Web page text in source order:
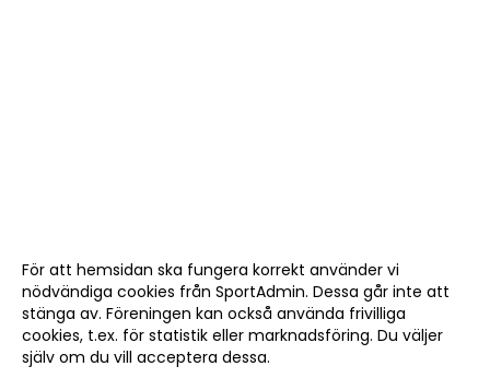
För att hemsidan ska fungera korrekt använder vi
nödvändiga cookies från SportAdmin. Dessa går inte att
stänga av. Föreningen kan också använda frivilliga
cookies, t.ex. för statistik eller marknadsföring. Du väljer
själv om du vill acceptera dessa.